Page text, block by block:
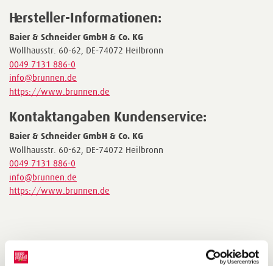
Hersteller-Informationen:
Baier & Schneider GmbH & Co. KG
Wollhausstr. 60-62, DE-74072 Heilbronn
0049 7131 886-0
info@brunnen.de
https://www.brunnen.de
Kontaktangaben Kundenservice:
Baier & Schneider GmbH & Co. KG
Wollhausstr. 60-62, DE-74072 Heilbronn
0049 7131 886-0
info@brunnen.de
https://www.brunnen.de